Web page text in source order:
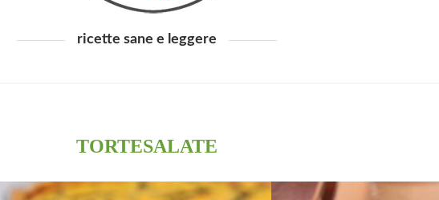
ricette sane e leggere
TORTESALATE